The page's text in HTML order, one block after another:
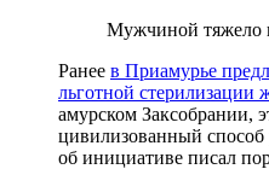
Мужчиной тяжело
Ранее в Приамурье
льготной стерилизации
амурском Заксобрании,
цивилизованный
об инициативе писал